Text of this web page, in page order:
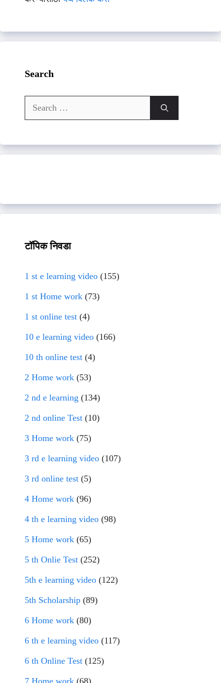
Search
Search
for:
टॉपिक निवडा
1 st e learning video (155)
1 st Home work (73)
1 st online test (4)
10 e learning video (166)
10 th online test (4)
2 Home work (53)
2 nd e learning (134)
2 nd online Test (10)
3 Home work (75)
3 rd e learning video (107)
3 rd online test (5)
4 Home work (96)
4 th e learning video (98)
5 Home work (65)
5 th Onlie Test (252)
5th e learning video (122)
5th Scholarship (89)
6 Home work (80)
6 th e learning video (117)
6 th Online Test (125)